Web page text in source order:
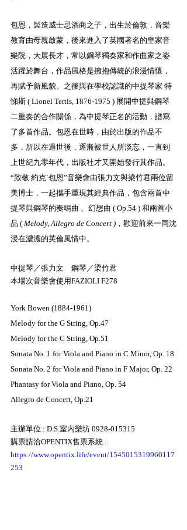
包恩，製造威士忌酒商之子，出生於倫敦，音樂
教育由母親啟蒙，後來進入了英國著名的皇家音
樂院，大展長才，常以鋼琴獨奏家和作曲家之姿
活躍於舞台，作品風格是擁抱傳統的浪漫情懷，
再賦予新風貌。之後與在學校認識的中提琴家 特
悌斯 ( Lionel Tertis, 1876-1975 ) 展開中提與鋼琴
二重奏的合作關係，為中提琴正名的活動，譜寫
了多首作品。包恩在世時，由於出版的作品不
多，所以在過世後，逐漸被世人所淡忘，一直到
上世紀九零年代，出版社才又開始發行其作品。
“致敬 約克˙包恩”音樂會由張力文與梁竹君兩位留
美博士，一起攜手重現其經典作品，包含兩首中
提琴與鋼琴的奏鳴曲 、幻想曲 ( Op.54 ) 和兩首小
品 ( Melody, Allegro de Concert ) ，歡迎前來一同沈
浸在濃濃的英倫風情中。
中提琴／張力文　鋼琴／梁竹君
本場次音樂會使用FAZIOLI F278
York Bowen (1884-1961)
Melody for the G String, Op.47
Melody for the C String, Op.51
Sonata No. 1 for Viola and Piano in C Minor, Op. 18
Sonata No. 2 for Viola and Piano in F Major, Op. 22
Phantasy for Viola and Piano, Op. 54
Allegro de Concert, Op.21
主辦單位 : D.S.室內樂坊 0928-015315
購票請洽OPENTIX售票系統 :
https://www.opentix.life/event/1545015319960117
253